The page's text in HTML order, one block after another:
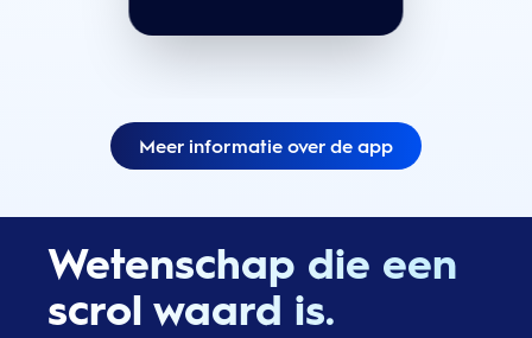
Meer informatie over de app
Wetenschap die een
scrol waard is.